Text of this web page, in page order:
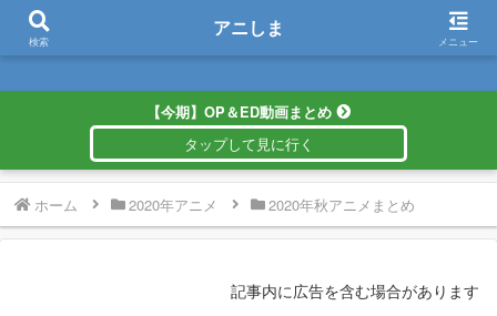
アニしま
【今期】OP＆ED動画まとめ
ホーム 2020年アニメ 2020年秋アニメまとめ
記事内に広告を含む場合があります
検索
アニしま
メニュー